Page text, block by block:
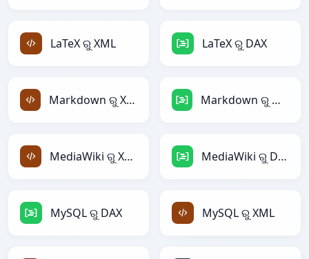
LaTeX ରୁ XML LaTeX ରୁ DAX
Markdown ରୁ XML Markdown ରୁ DAX
MediaWiki ରୁ XML MediaWiki ରୁ DAX
MySQL ରୁ DAX MySQL ରୁ XML